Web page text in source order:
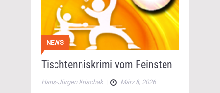
NEWS
Tischtenniskrimi vom Feinsten
Hans-Jürgen Krischak| März 8, 2026